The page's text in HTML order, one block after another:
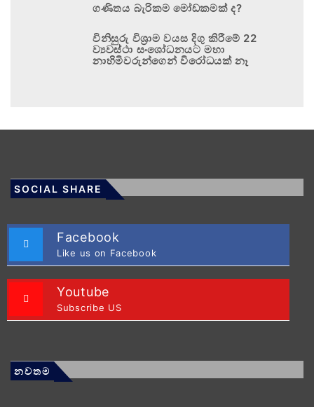
ගණිතය බැරිකම මෝඩකමක් ද?
විනිසුරු විශ්‍රාම වයස දිගු කිරීමේ 22
ව්‍යවස්ථා සංශෝධනයට මහා
නාහිමිවරුන්ගෙන් විරෝධයක් නෑ
SOCIAL SHARE
Facebook
Like us on Facebook
Youtube
Subscribe US
නවතම